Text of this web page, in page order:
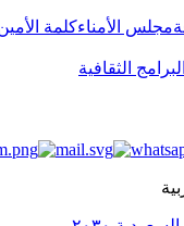
مجلس الأمناءكلمة
البرامج الثقافية